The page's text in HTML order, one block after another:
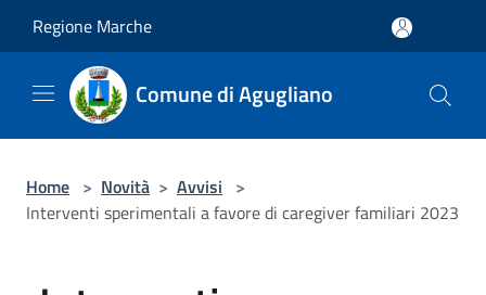
Regione Marche
Comune di Agugliano
Home > Novità > Avvisi >
Interventi sperimentali a favore di caregiver familiari 2023